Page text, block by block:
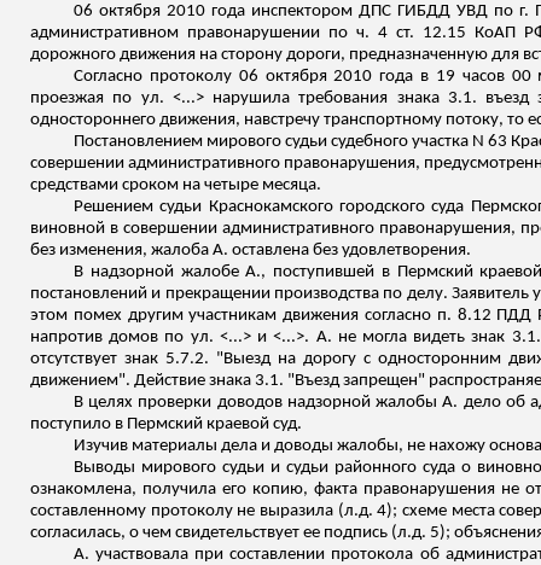
06 октября 2010 года инспектором ДПС ГИБДД УВД по
административном правонарушении по ч. 4 ст. 12.15 КоАП
дорожного движения на сторону дороги, предназначенную для
Согласно протоколу 06 октября 2010 года в 19 часов
проезжая по ул. <...> нарушила требования знака 3.1.
одностороннего движения, навстречу транспортному потоку,
Постановлением мирового судьи судебного участка N 63
совершении административного правонарушения,
средствами сроком на четыре месяца.
Решением судьи Краснокамскогогородского суда
виновной в совершении административного правонарушения,
без изменения, жалоба А. оставлена без удовлетворения.
В надзорной жалобе А., поступившей в Пермский
постановлений и прекращении производства по делу.
этом помех другим участникам движения согласно п. 8.12 ПДД
напротив домов по ул. <...> и <...>. А. не могла видеть знак
отсутствует знак 5.7.2. "Выезд на дорогу с односторонним
движением". Действие знака 3.1. "Въезд запрещен"
В целях проверки доводов надзорной жалобы А. дело об
поступило в Пермский краевой суд.
Изучив материалы дела и доводы жалобы, не нахожу
Выводы мирового судьи и судьи районного суда о
ознакомлена, получила его копию, факта правонарушения не
составленному протоколу не выразила (л.д. 4); схеме места
согласилась, о чем свидетельствует ее подпись (л.д. 5);
А. участвовала при составлении протокола об